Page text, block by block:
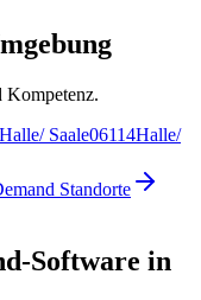
Kompetenz.
Halle/ Saale06114Halle/
Standorte
Software in